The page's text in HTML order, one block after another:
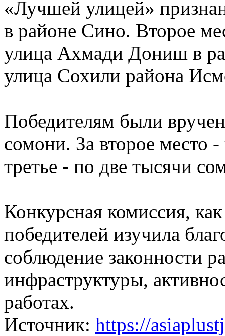
«Лучшей улицей»
в районе Сино. Второе
улица Ахмади Дониш в
улица Сохили района
Победителям были
сомони. За второе место
третье - по две тысячи
Конкурсная комиссия,
победителей изучила
соблюдение законности
инфраструктуры,
работах.
Источник: https://